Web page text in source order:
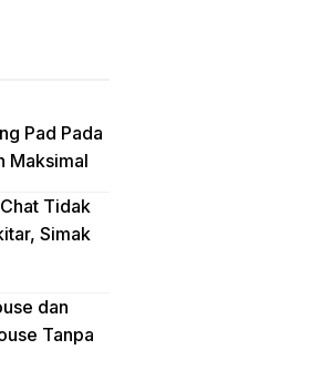
Pad Pada
Maksimal
Tidak
Simak
dan
Tanpa